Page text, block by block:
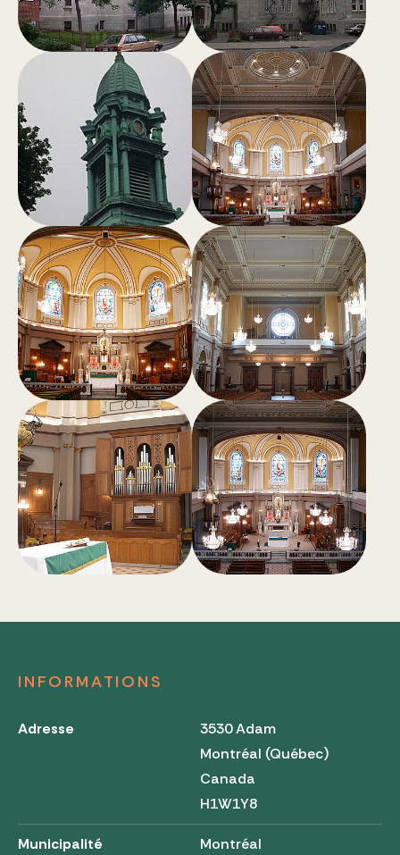
INFORMATIONS
Adresse
3530 Adam
Montréal (Québec)
Canada
H1W1Y8
Municipalité Montréal